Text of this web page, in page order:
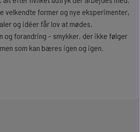
velkendte former og nye eksperimenter,
og idéer får lov at mødes.
og forandring – smykker, der ikke følger
som kan bæres igen og igen.